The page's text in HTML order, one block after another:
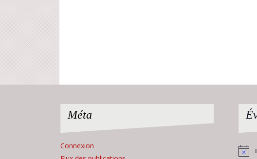
Méta
Connexion
Notice